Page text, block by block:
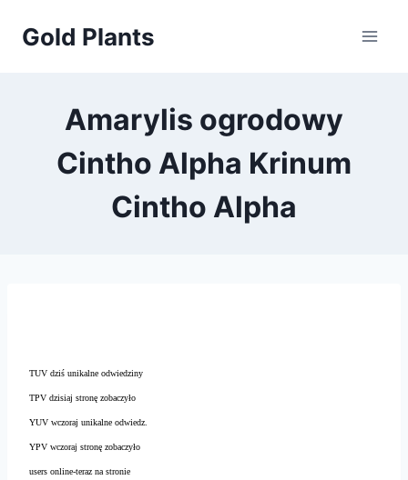
Gold Plants
Amarylis ogrodowy
Cintho Alpha Krinum
Cintho Alpha
TUV dziś unikalne odwiedziny
TPV dzisiaj stronę zobaczyło
YUV wczoraj unikalne odwiedz.
YPV wczoraj stronę zobaczyło
users online-teraz na stronie